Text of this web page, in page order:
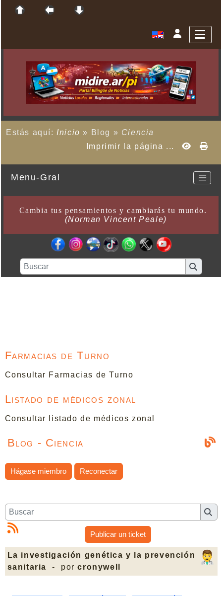
Estás aquí: Inicio » Blog » Ciencia
Imprimir la página ...
Menu-Gral
Cambia tus pensamientos y cambiarás tu mundo.
(Norman Vincent Peale)
Farmacias de Turno
Consultar Farmacias de Turno
Listado de médicos zonal
Consultar listado de médicos zonal
Blog - Ciencia
Hágase miembro Reconectar
Publicar un ticket
La investigación genética y la prevención
sanitaria
- porcronywell